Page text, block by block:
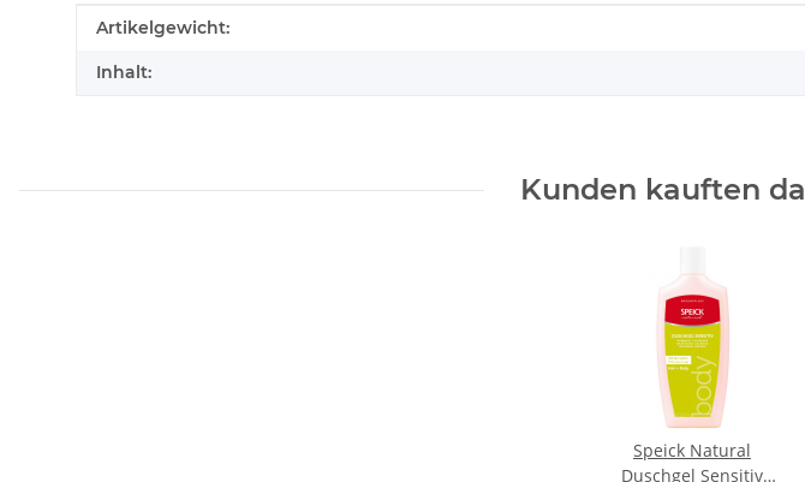
Produkteigenschaft
Wert
Artikelgewicht:
Inhalt:
Kunden kauften
Speick Natural
Duschgel Sensitiv